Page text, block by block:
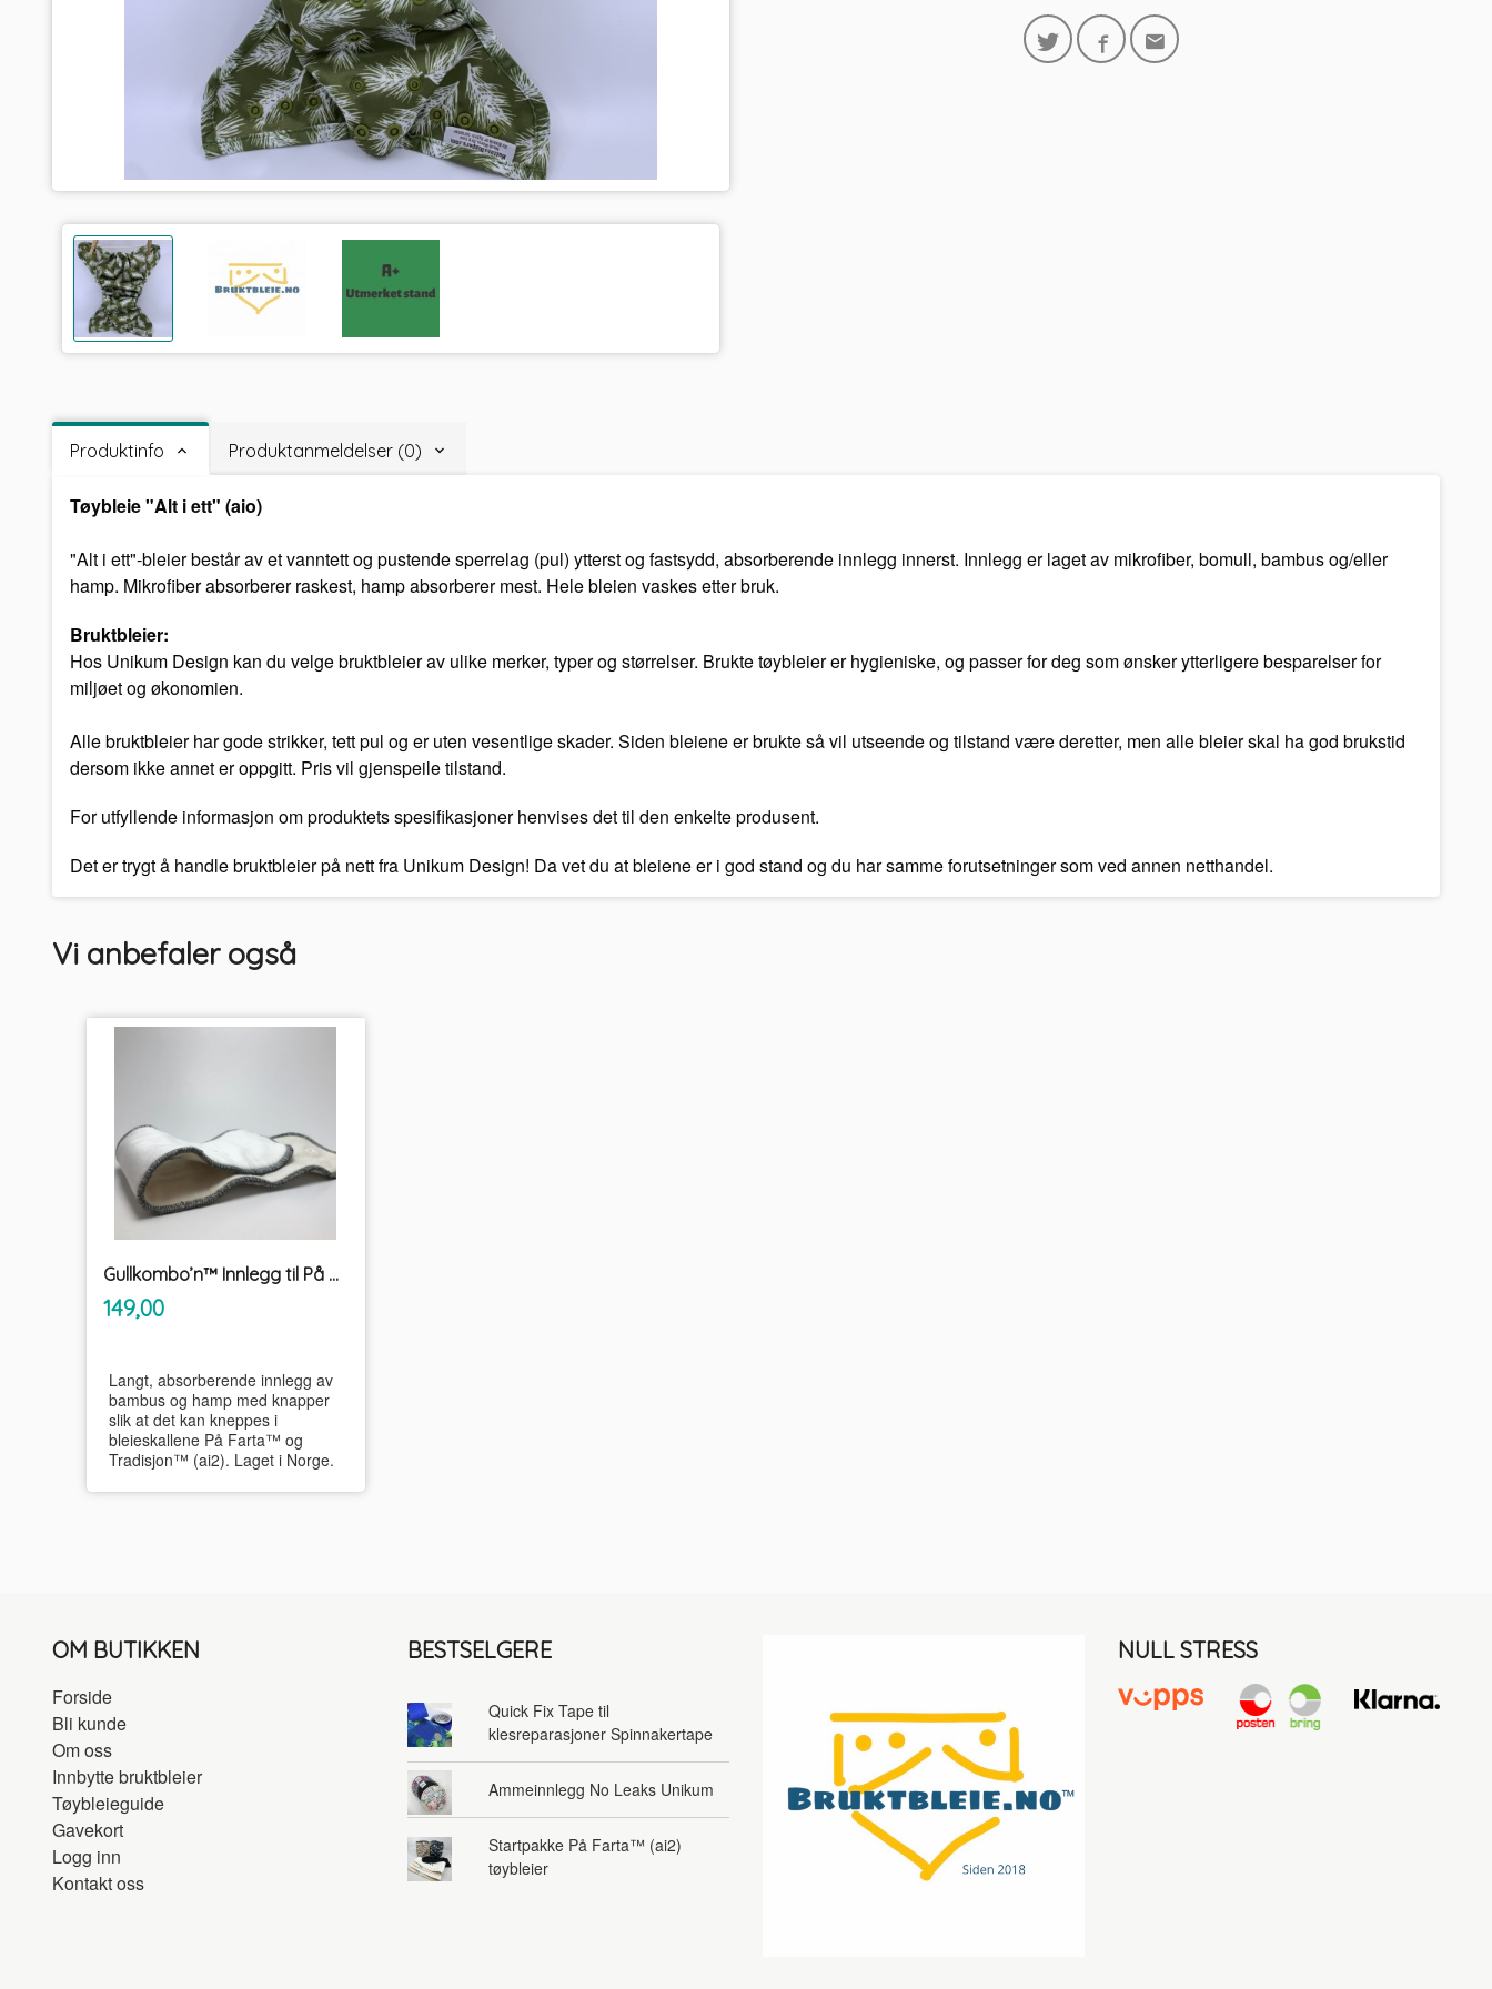
Produktinfo Produktanmeldelser (0)
Tøybleie "Alt i ett" (aio)
"Alt i ett"-bleier består av et vanntett og pustende sperrelag (pul) ytterst og fastsydd, absorberende innlegg innerst. Innlegg er laget av mikrofiber, bomull, bambus og/eller
hamp. Mikrofiber absorberer raskest, hamp absorberer mest. Hele bleien vaskes etter bruk.
Bruktbleier:
Hos Unikum Design kan du velge bruktbleier av ulike merker, typer og størrelser. Brukte tøybleier er hygieniske, og passer for deg som ønsker ytterligere besparelser for
miljøet og økonomien.
Alle bruktbleier har gode strikker, tett pul og er uten vesentlige skader. Siden bleiene er brukte så vil utseende og tilstand være deretter, men alle bleier skal ha god brukstid
dersom ikke annet er oppgitt. Pris vil gjenspeile tilstand.
For utfyllende informasjon om produktets spesifikasjoner henvises det til den enkelte produsent.
Det er trygt å handle bruktbleier på nett fra Unikum Design! Da vet du at bleiene er i god stand og du har samme forutsetninger som ved annen netthandel.
Vi anbefaler også
Gullkombo’n™ Innlegg til På Farta™ og Tradisjon™ UnikumBLEIA
Pris
149,00mva.
Langt, absorberende innlegg av
bambus og hamp med knapper
slik at det kan kneppes i
bleieskallene På Farta™ og
Tradisjon™ (ai2). Laget i Norge.
OM BUTIKKEN
Forside
Bli kunde
Om oss
Innbytte bruktbleier
Tøybleieguide
Gavekort
Logg inn
Kontakt oss
BESTSELGERE
Quick Fix Tape til
klesreparasjoner Spinnakertape
Ammeinnlegg No Leaks Unikum
Startpakke På Farta™ (ai2)
tøybleier
NULL STRESS